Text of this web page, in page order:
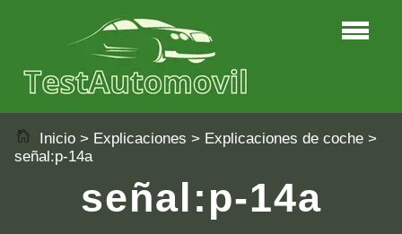
Inicio > Explicaciones > Explicaciones de coche >
señal:p-14a
señal:p-14a